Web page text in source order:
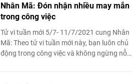
Nhân Mã: Đón nhận nhiều may mắn
trong công việc
Tử vi tuần mới 5/7- 11/7/2021 cung Nhân
Mã: Theo tử vi tuần mới này, bạn luôn chủ
động trong công việc và không ngừng nỗ